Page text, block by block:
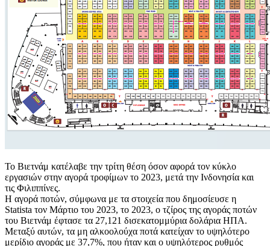
Το Βιετνάμ κατέλαβε την τρίτη θέση όσον αφορά τον κύκλο
εργασιών στην αγορά τροφίμων το 2023, μετά την Ινδονησία και
τις Φιλιππίνες.
Η αγορά ποτών, σύμφωνα με τα στοιχεία που δημοσίευσε η
Statista τον Μάρτιο του 2023, το 2023, ο τζίρος της αγοράς ποτών
του Βιετνάμ έφτασε τα 27,121 δισεκατομμύρια δολάρια ΗΠΑ.
Μεταξύ αυτών, τα μη αλκοολούχα ποτά κατείχαν το υψηλότερο
μερίδιο αγοράς με 37,7%, που ήταν και ο υψηλότερος ρυθμός